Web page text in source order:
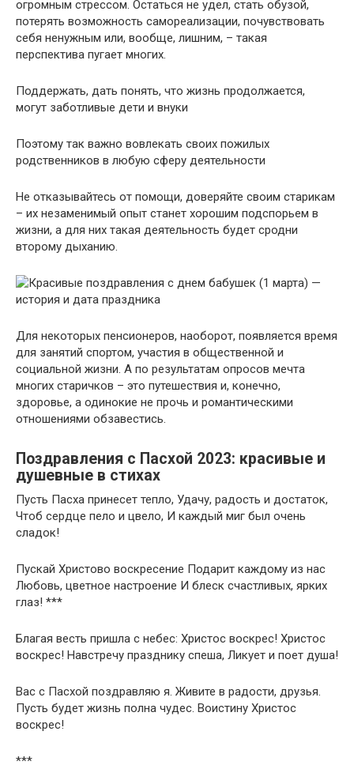
огромным стрессом. Остаться не удел, стать обузой,
потерять возможность самореализации, почувствовать
себя ненужным или, вообще, лишним, – такая
перспектива пугает многих.
Поддержать, дать понять, что жизнь продолжается,
могут заботливые дети и внуки
Поэтому так важно вовлекать своих пожилых
родственников в любую сферу деятельности
Не отказывайтесь от помощи, доверяйте своим старикам
– их незаменимый опыт станет хорошим подспорьем в
жизни, а для них такая деятельность будет сродни
второму дыханию.
Для некоторых пенсионеров, наоборот, появляется время
для занятий спортом, участия в общественной и
социальной жизни. А по результатам опросов мечта
многих старичков – это путешествия и, конечно,
здоровье, а одинокие не прочь и романтическими
отношениями обзавестись.
Поздравления с Пасхой 2023: красивые и
душевные в стихах
Пусть Пасха принесет тепло, Удачу, радость и достаток,
Чтоб сердце пело и цвело, И каждый миг был очень
сладок!
Пускай Христово воскресение Подарит каждому из нас
Любовь, цветное настроение И блеск счастливых, ярких
глаз! ***
Благая весть пришла с небес: Христос воскрес! Христос
воскрес! Навстречу празднику спеша, Ликует и поет душа!
Вас с Пасхой поздравляю я. Живите в радости, друзья.
Пусть будет жизнь полна чудес. Воистину Христос
воскрес!
***